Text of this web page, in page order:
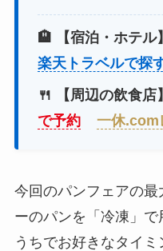
🏨 【宿泊・ホテル
楽天トラベルで探
🍴 【周辺の飲食店
で予約
一休.com
今回のパンフェアの最
ーのパンを「冷凍」
うちでお好きなタイ